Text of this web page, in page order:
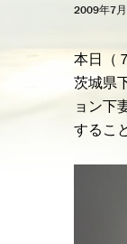
2009年7
本日（
茨城県
ョン下
するこ